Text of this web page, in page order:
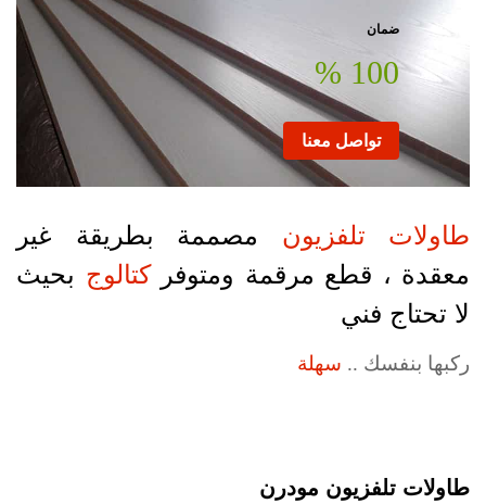
ضمان
100 %
تواصل معنا
طاولات تلفزيون مصممة بطريقة غير
معقدة ، قطع مرقمة ومتوفركتالوج بحيث
لا تحتاج فني
ركبها بنفسك .. سهلة
طاولات تلفزيون مودرن